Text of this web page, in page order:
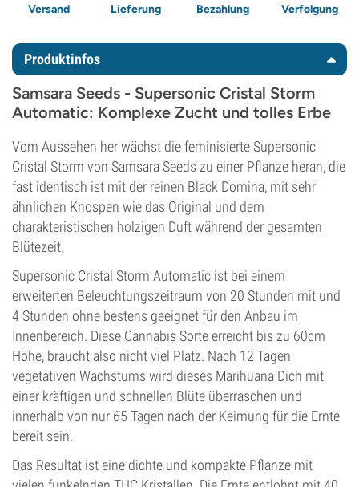
Versand
Lieferung
Bezahlung
Verfolgung
Produktinfos
Samsara Seeds - Supersonic Cristal Storm
Automatic: Komplexe Zucht und tolles Erbe
Vom Aussehen her wächst die feminisierte Supersonic
Cristal Storm von Samsara Seeds zu einer Pflanze heran, die
fast identisch ist mit der reinen Black Domina, mit sehr
ähnlichen Knospen wie das Original und dem
charakteristischen holzigen Duft während der gesamten
Blütezeit.
Supersonic Cristal Storm Automatic ist bei einem
erweiterten Beleuchtungszeitraum von 20 Stunden mit und
4 Stunden ohne bestens geeignet für den Anbau im
Innenbereich. Diese Cannabis Sorte erreicht bis zu 60cm
Höhe, braucht also nicht viel Platz. Nach 12 Tagen
vegetativen Wachstums wird dieses Marihuana Dich mit
einer kräftigen und schnellen Blüte überraschen und
innerhalb von nur 65 Tagen nach der Keimung für die Ernte
bereit sein.
Das Resultat ist eine dichte und kompakte Pflanze mit